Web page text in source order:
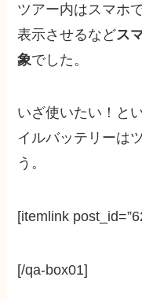
ツアー内はスマホ
表示させるなどス
象でした。
いざ使いたい！と
イルバッテリーは
う。
[itemlink
[/qa-box01]